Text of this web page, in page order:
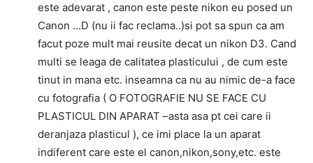
este adevarat , canon este peste nikon eu posed un
Canon …D (nu ii fac reclama..)si pot sa spun ca am
facut poze mult mai reusite decat un nikon D3. Cand
multi se leaga de calitatea plasticului , de cum este
tinut in mana etc. inseamna ca nu au nimic de-a face
cu fotografia ( O FOTOGRAFIE NU SE FACE CU
PLASTICUL DIN APARAT –asta asa pt cei care ii
deranjaza plasticul ), ce imi place la un aparat
indiferent care este el canon,nikon,sony,etc. este